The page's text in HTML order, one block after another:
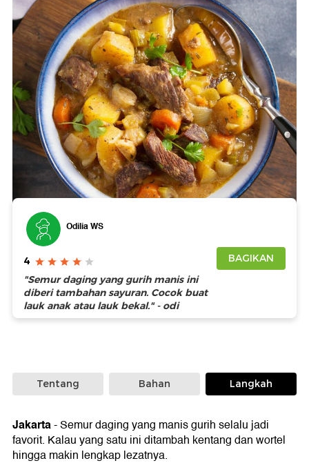
Foto: Getty Images
Odilia WS
4
"Semur daging yang gurih manis ini
diberi tambahan sayuran. Cocok buat
lauk anak atau lauk bekal." - odi
BAGIKAN
Tentang Bahan Langkah
Jakarta-Semur daging yang manis gurih selalu jadi
favorit. Kalau yang satu ini ditambah kentang dan wortel
hingga makin lengkap lezatnya.